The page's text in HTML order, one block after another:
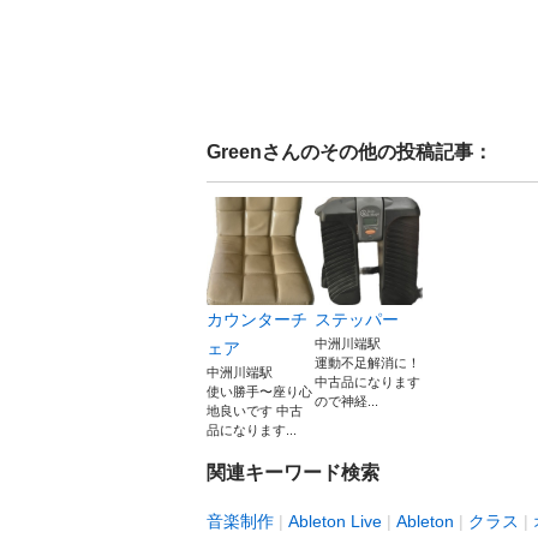
Greenさんのその他の投稿記事：
カウンターチ
ェア
中洲川端駅
使い勝手〜座り心
地良いです 中古
品になります...
ステッパー
中洲川端駅
運動不足解消に！
中古品になります
ので神経...
関連キーワード検索
音楽制作 Ableton Live Ableton クラス